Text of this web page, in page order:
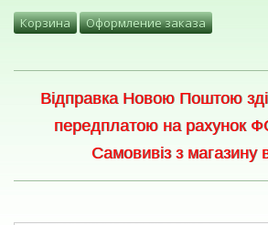
Корзина Оформление заказа
Відправка Новою Поштою
передплатою на рахунок
Самовивіз з магазину